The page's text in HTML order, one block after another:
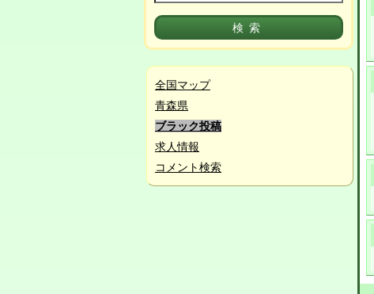
全国マップ
青森県
ブラック投稿
求人情報
コメント検索